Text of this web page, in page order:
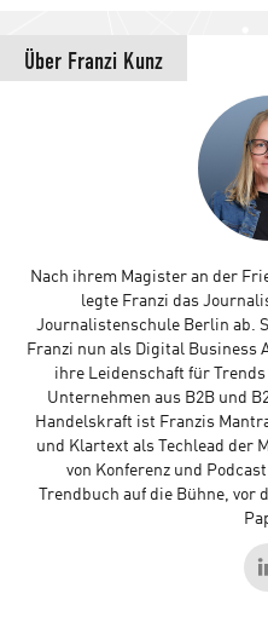
Über Franzi Kunz
Nach ihrem Magister an der
legte Franzi das
Journalistenschule Berlin ab.
Franzi nun als Digital Business
ihre Leidenschaft für
Unternehmen aus B2B und
Handelskraft ist Franzis
und Klartext als Techlead der
von Konferenz und
Trendbuch auf die Bühne, vor